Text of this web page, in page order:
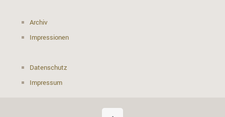
Archiv
Impressionen
Datenschutz
Impressum